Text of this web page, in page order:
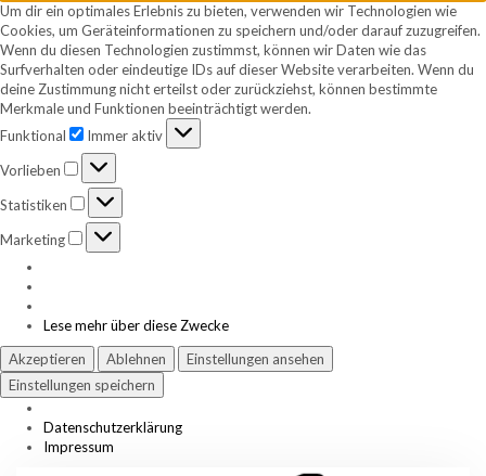
Um dir ein optimales Erlebnis zu bieten, verwenden wir Technologien wie
Cookies, um Geräteinformationen zu speichern und/oder darauf zuzugreifen.
Wenn du diesen Technologien zustimmst, können wir Daten wie das
Surfverhalten oder eindeutige IDs auf dieser Website verarbeiten. Wenn du
deine Zustimmung nicht erteilst oder zurückziehst, können bestimmte
Merkmale und Funktionen beeinträchtigt werden.
Funktional
Funktional
Immer aktiv
Vorlieben
Vorlieben
Statistiken Statistiken
Marketing Marketing
Lese mehr über diese Zwecke
Akzeptieren
Ablehnen
Einstellungen ansehen
Einstellungen speichern
Datenschutzerklärung
Impressum